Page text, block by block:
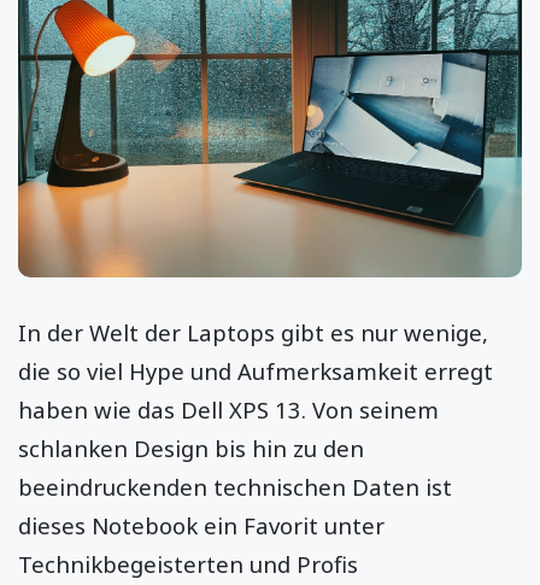
In der Welt der Laptops gibt es nur wenige,
die so viel Hype und Aufmerksamkeit erregt
haben wie das Dell XPS 13. Von seinem
schlanken Design bis hin zu den
beeindruckenden technischen Daten ist
dieses Notebook ein Favorit unter
Technikbegeisterten und Profis